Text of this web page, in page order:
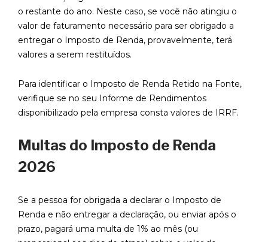
o restante do ano. Neste caso, se você não atingiu o
valor de faturamento necessário para ser obrigado a
entregar o Imposto de Renda, provavelmente, terá
valores a serem restituídos.
Para identificar o Imposto de Renda Retido na Fonte,
verifique se no seu Informe de Rendimentos
disponibilizado pela empresa consta valores de IRRF.
Multas do Imposto de Renda
2026
Se a pessoa for obrigada a declarar o Imposto de
Renda e não entregar a declaração, ou enviar após o
prazo, pagará uma multa de 1% ao mês (ou